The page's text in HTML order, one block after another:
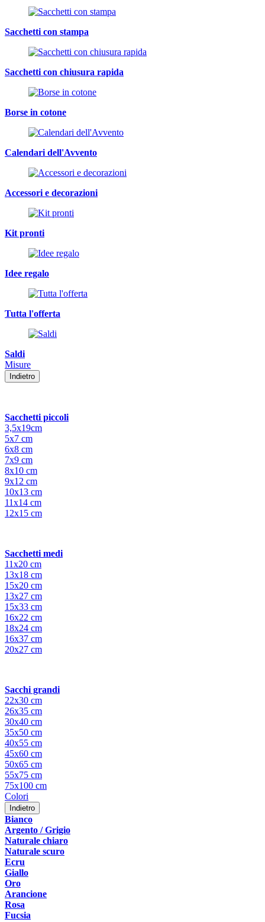
Sacchetti con stampa
Sacchetti con chiusura rapida
Borse in cotone
Calendari dell'Avvento
Accessori e decorazioni
Kit pronti
Idee regalo
Tutta l'offerta
Saldi
Misure
Indietro
Sacchetti piccoli
3,5x19cm
5x7 cm
6x8 cm
7x9 cm
8x10 cm
9x12 cm
10x13 cm
11x14 cm
12x15 cm
Sacchetti medi
11x20 cm
13x18 cm
15x20 cm
13x27 cm
15x33 cm
16x22 cm
18x24 cm
16x37 cm
20x27 cm
Sacchi grandi
22x30 cm
26x35 cm
30x40 cm
35x50 cm
40x55 cm
45x60 cm
50x65 cm
55x75 cm
75x100 cm
Colori
Indietro
Bianco
Argento / Grigio
Naturale chiaro
Naturale scuro
Ecru
Giallo
Oro
Arancione
Rosa
Fucsia